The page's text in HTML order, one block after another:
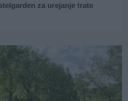
za urejanje trate